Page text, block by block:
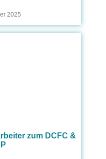
2025
zum DCFC &